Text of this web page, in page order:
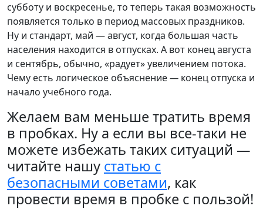
субботу и воскресенье, то теперь такая возможность
появляется только в период массовых праздников.
Ну и стандарт, май — август, когда большая часть
населения находится в отпусках. А вот конец августа
и сентябрь, обычно, «радует» увеличением потока.
Чему есть логическое объяснение— конец отпуска и
начало учебного года.
Желаем вам меньше тратить время
в пробках. Ну а если вы все-таки не
можете избежать таких ситуаций —
читайте нашу статью с
безопасными советами, как
провести время в пробке с пользой!